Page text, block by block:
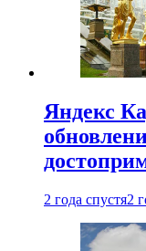
Яндекс
2 года спустя2